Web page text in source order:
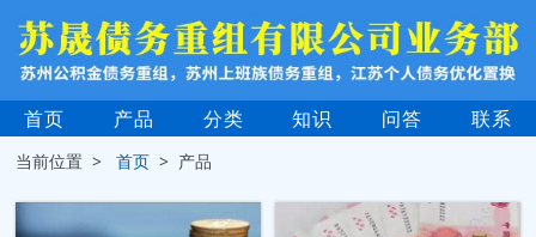
首页 产品 分类 知识 问答 联系
当前位置 >首页 > 产品